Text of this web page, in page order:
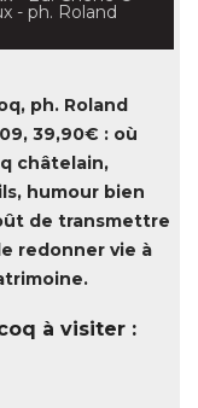
39,90€ : où
châtelain,
de transmettre
redonner vie à
à visiter :